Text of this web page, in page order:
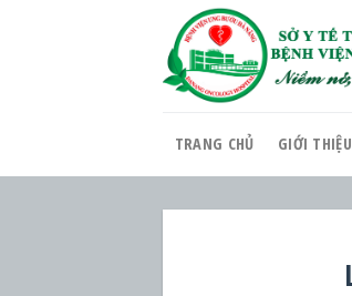
TRANG CHỦ GIỚI THIỆU